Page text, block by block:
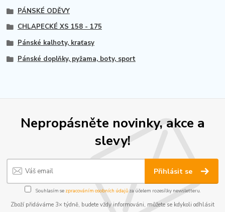
PÁNSKÉ ODĚVY
CHLAPECKÉ XS 158 - 175
Pánské kalhoty, kraťasy
Pánské doplňky, pyžama, boty, sport
Nepropásněte novinky, akce a
slevy!
Přihlásit se
Souhlasím se zpracováním osobních údajůza účelem rozesílky newsletteru.
Zboží přidáváme 3× týdně, budete vždy informováni, můžete se kdykoli odhlásit